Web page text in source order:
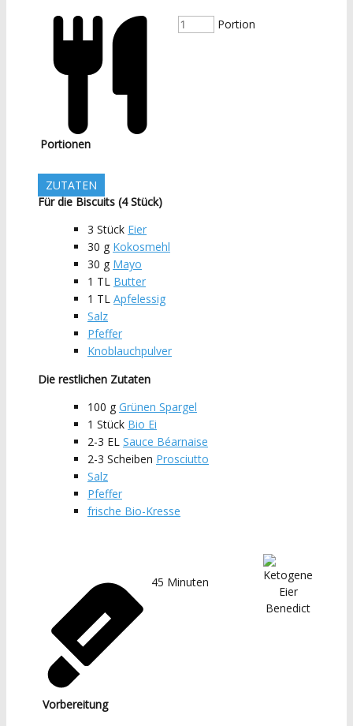
Portionen
Portion
ZUTATEN
Für die Biscuits (4 Stück)
3 Stück Eier
30 g Kokosmehl
30 g Mayo
1 TL Butter
1 TL Apfelessig
Salz
Pfeffer
Knoblauchpulver
Die restlichen Zutaten
100 g Grünen Spargel
1 Stück Bio Ei
2-3 EL Sauce Béarnaise
2-3 Scheiben Prosciutto
Salz
Pfeffer
frische Bio-Kresse
Vorbereitung
45 Minuten